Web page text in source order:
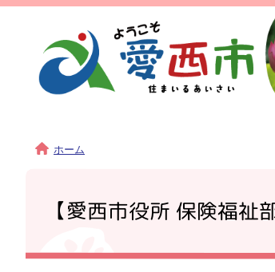
ホーム
【愛西市役所 保険福